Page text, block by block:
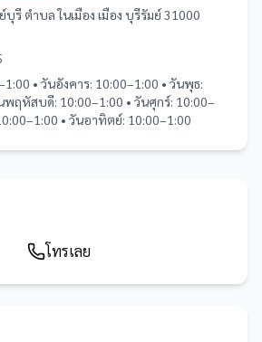
รี ตำบล ในเมือง เมือง บุรีรัมย์ 31000
• วันอังคาร: 10:00–1:00 • วันพุธ:
พฤหัสบดี: 10:00–1:00 • วันศุกร์: 10:00–
• วันอาทิตย์: 10:00–1:00
โทรเลย